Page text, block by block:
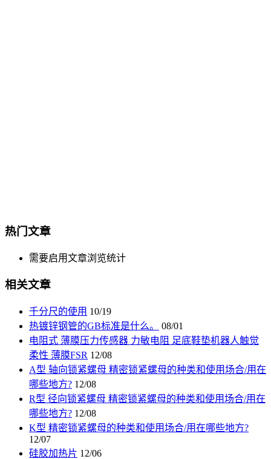
热门文章
需要启用文章浏览统计
相关文章
千分尺的使用 10/19
热镀锌钢管的GB标准是什么。
08/01
电阻式 薄膜压力传感器 力敏电阻 足底鞋垫机器人触觉
柔性 薄膜FSR 12/08
A型 轴向锁紧螺母 精密锁紧螺母的种类和使用场合/用在
哪些地方? 12/08
R型 径向锁紧螺母 精密锁紧螺母的种类和使用场合/用在
哪些地方? 12/08
K型 精密锁紧螺母的种类和使用场合/用在哪些地方?
12/07
硅胶加热片 12/06